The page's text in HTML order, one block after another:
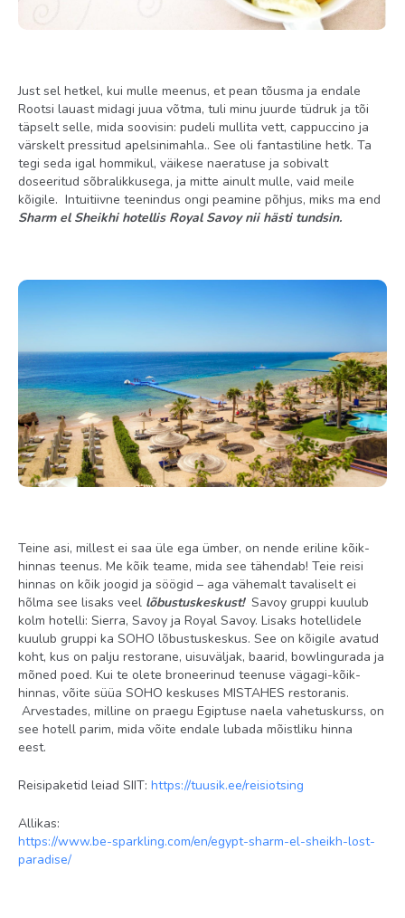
Just sel hetkel, kui mulle meenus, et pean tõusma ja endale
Rootsi lauast midagi juua võtma, tuli minu juurde tüdruk ja tõi
täpselt selle, mida soovisin: pudeli mullita vett, cappuccino ja
värskelt pressitud apelsinimahla.. See oli fantastiline hetk. Ta
tegi seda igal hommikul, väikese naeratuse ja sobivalt
doseeritud sõbralikkusega, ja mitte ainult mulle, vaid meile
kõigile. Intuitiivne teenindus ongi peamine põhjus, miks ma end
Sharm el Sheikhi hotellis Royal Savoy nii hästi tundsin.
Teine asi, millest ei saa üle ega ümber, on nende eriline kõik-
hinnas teenus. Me kõik teame, mida see tähendab! Teie reisi
hinnas on kõik joogid ja söögid – aga vähemalt tavaliselt ei
hõlma see lisaks veel lõbustuskeskust!Savoy gruppi kuulub
kolm hotelli: Sierra, Savoy ja Royal Savoy. Lisaks hotellidele
kuulub gruppi ka SOHO lõbustuskeskus. See on kõigile avatud
koht, kus on palju restorane, uisuväljak, baarid, bowlingurada ja
mõned poed. Kui te olete broneerinud teenuse vägagi-kõik-
hinnas, võite süüa SOHO keskuses MISTAHES restoranis.
Arvestades, milline on praegu Egiptuse naela vahetuskurss, on
see hotell parim, mida võite endale lubada mõistliku hinna
eest.
Reisipaketid leiad SIIT: https://tuusik.ee/reisiotsing
Allikas:
https://www.be-sparkling.com/en/egypt-sharm-el-sheikh-lost-
paradise/